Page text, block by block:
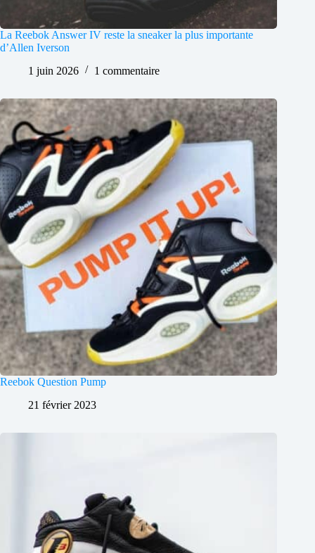
La Reebok Answer IV reste la sneaker la plus importante
d’Allen Iverson
1 juin 2026
1 commentaire
Reebok Question Pump
21 février 2023